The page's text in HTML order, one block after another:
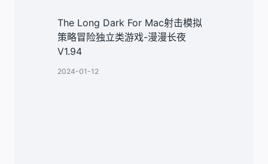
The Long Dark For Mac射击模拟
策略冒险独立类游戏-漫漫长夜
V1.94
2024-01-12